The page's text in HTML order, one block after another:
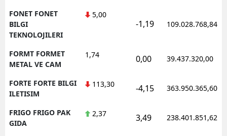
FONET FONET
BILGI
TEKNOLOJILERI
5,00
-1,19 109.028.768,84
FORMT FORMET
METAL VE CAM
1,74 0,00 39.437.320,00
FORTE FORTE BILGI
ILETISIM
113,30 -4,15 363.950.365,60
FRIGO FRIGO PAK
GIDA
2,37 3,49 238.401.851,62